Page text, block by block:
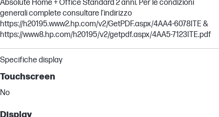
Absolute Home + Office Standard 2 anni. Per le condizioni
generali complete consultare l’indirizzo
https://h20195.www2.hp.com/v2/GetPDF.aspx/4AA4-6078ITE &
https://www8.hp.com/h20195/v2/getpdf.aspx/4AA5-7123ITE.pdf
Specifiche display
Touchscreen
No
Display